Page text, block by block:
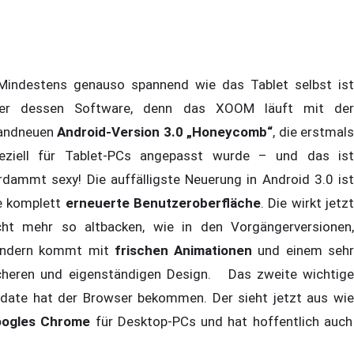
genauso spannend wie das Tablet selbst ist
dessen Software, denn das XOOM läuft mit der
Android-Version 3.0 „Honeycomb“, die erstmals
für Tablet-PCs angepasst wurde – und das ist
sexy! Die auffälligste Neuerung in Android 3.0 ist
komplett erneuerte Benutzeroberfläche. Die wirkt jetzt
mehr so altbacken, wie in den Vorgängerversionen,
kommt mit frischen Animationen und einem sehr
und eigenständigen Design. Das zweite wichtige
hat der Browser bekommen. Der sieht jetzt aus wie
Chrome für Desktop-PCs und hat hoffentlich auch